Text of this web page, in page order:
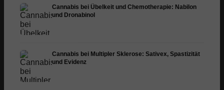
Cannabis bei Übelkeit und Chemotherapie: Nabilon
und Dronabinol
Cannabis bei Multipler Sklerose: Sativex, Spastizität
und Evidenz